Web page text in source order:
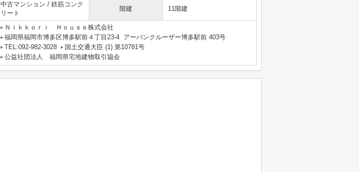
中古マンション / 鉄筋コンク
リート
階建 11階建
Ｎｉｋｋｏｒｉ Ｈｏｕｓｅ株式会社
福岡県福岡市博多区博多駅前４丁目23-4 アーバンクルーザー博多駅前 403号
TEL:092-982-3028
国土交通大臣 (1) 第10781号
公益社団法人 福岡県宅地建物取引協会